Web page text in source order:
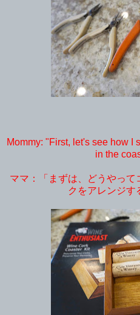
Mommy: "First, let's see how I
in the
ママ：「まずは、どうやっ
クをアレンジす